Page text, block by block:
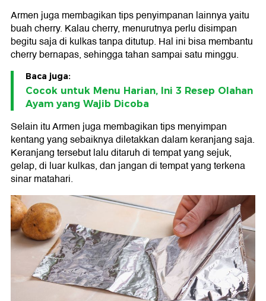
Armen juga membagikan tips penyimpanan lainnya yaitu
buah cherry. Kalau cherry, menurutnya perlu disimpan
begitu saja di kulkas tanpa ditutup. Hal ini bisa membantu
cherry bernapas, sehingga tahan sampai satu minggu.
Baca juga:
Cocok untuk Menu Harian, Ini 3 Resep Olahan
Ayam yang Wajib Dicoba
Selain itu Armen juga membagikan tips menyimpan
kentang yang sebaiknya diletakkan dalam keranjang saja.
Keranjang tersebut lalu ditaruh di tempat yang sejuk,
gelap, di luar kulkas, dan jangan di tempat yang terkena
sinar matahari.